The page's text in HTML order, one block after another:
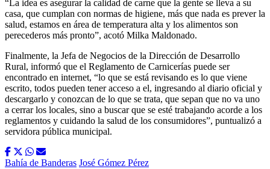
“La idea es asegurar la calidad de carne que la gente se lleva a su
casa, que cumplan con normas de higiene, más que nada es prever la
salud, estamos en área de temperatura alta y los alimentos son
perecederos más pronto”, acotó Milka Maldonado.
Finalmente, la Jefa de Negocios de la Dirección de Desarrollo
Rural, informó que el Reglamento de Carnicerías puede ser
encontrado en internet, “lo que se está revisando es lo que viene
escrito, todos pueden tener acceso a el, ingresando al diario oficial y
descargarlo y conozcan de lo que se trata, que sepan que no va uno
a cerrar los locales, sino a buscar que se esté trabajando acorde a los
reglamentos y cuidando la salud de los consumidores”, puntualizó a
servidora pública municipal.
Bahía de Banderas José Gómez Pérez